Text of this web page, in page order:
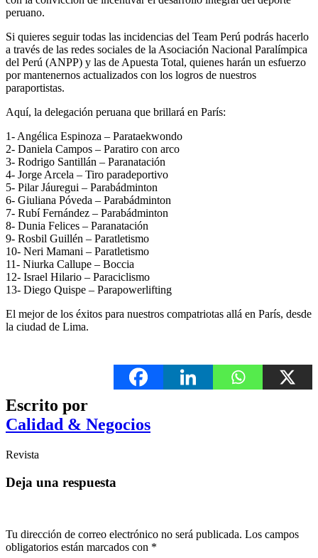
peruano.
Si quieres seguir todas las incidencias del Team Perú podrás hacerlo
a través de las redes sociales de la Asociación Nacional Paralímpica
del Perú (ANPP) y las de Apuesta Total, quienes harán un esfuerzo
por mantenernos actualizados con los logros de nuestros
paraportistas.
Aquí, la delegación peruana que brillará en París:
1- Angélica Espinoza – Parataekwondo
2- Daniela Campos – Paratiro con arco
3- Rodrigo Santillán – Paranatación
4- Jorge Arcela – Tiro paradeportivo
5- Pilar Jáuregui – Parabádminton
6- Giuliana Póveda – Parabádminton
7- Rubí Fernández – Parabádminton
8- Dunia Felices – Paranatación
9- Rosbil Guillén – Paratletismo
10- Neri Mamani – Paratletismo
11- Niurka Callupe – Boccia
12- Israel Hilario – Paraciclismo
13- Diego Quispe – Parapowerlifting
El mejor de los éxitos para nuestros compatriotas allá en París, desde
la ciudad de Lima.
Escrito por
Calidad & Negocios
Revista
Deja una respuesta
Tu dirección de correo electrónico no será publicada. Los campos
obligatorios están marcados con *